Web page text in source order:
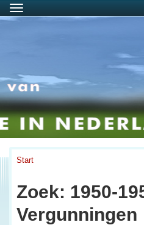
Menu
Start
Zoek: 1950-
Vergunningen